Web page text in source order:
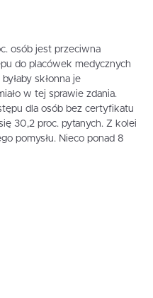
osób jest przeciwna
do placówek medycznych
skłonna je
w tej sprawie zdania.
dla osób bez certyfikatu
30,2 proc. pytanych. Z kolei
pomysłu. Nieco ponad 8